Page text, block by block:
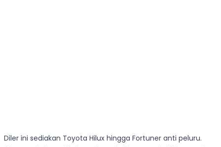
Diler ini sediakan Toyota Hilux hingga Fortuner anti peluru.